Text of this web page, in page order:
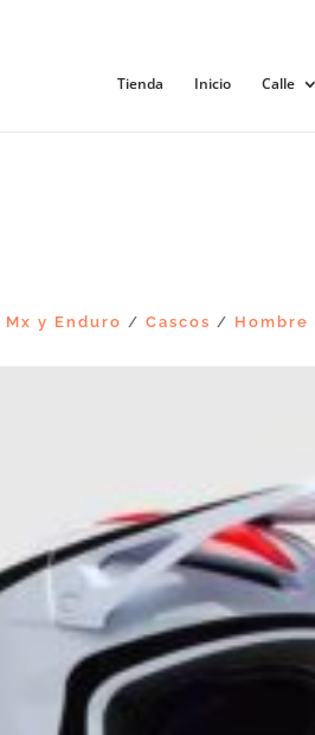
Tienda Inicio Calle
Mx y Enduro /Cascos / Hombre